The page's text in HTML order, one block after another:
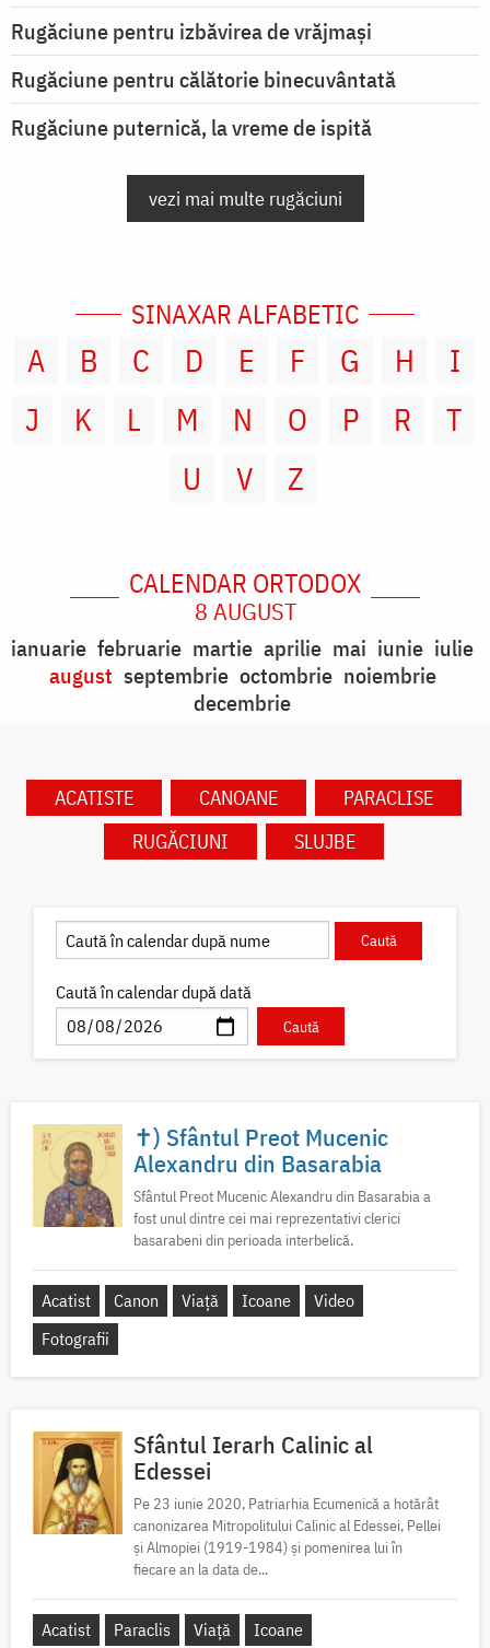
Rugăciune pentru izbăvirea de vrăjmași
Rugăciune pentru călătorie binecuvântată
Rugăciune puternică, la vreme de ispită
vezi mai multe rugăciuni
SINAXAR ALFABETIC
A B C D E F G H
I
J
K L M N O P R
T
U
V Z
CALENDAR ORTODOX
8 AUGUST
ianuarie februarie martie aprilie mai iunie iulie
august septembrie octombrie noiembrie
decembrie
ACATISTE CANOANE
PARACLISE
RUGĂCIUNI
SLUJBE
Caută în calendar după dată
✝) Sfântul Preot Mucenic
Alexandru din Basarabia
Sfântul Preot Mucenic Alexandru din Basarabia a
fost unul dintre cei mai reprezentativi clerici
basarabeni din perioada interbelică.
Acatist Canon Viață Icoane
Video
Fotografii
Sfântul Ierarh Calinic al
Edessei
Pe 23 iunie 2020, Patriarhia Ecumenică a hotărât
canonizarea Mitropolitului Calinic al Edessei, Pellei
și Almopiei (1919-1984) și pomenirea lui în
fiecare an la data de...
Acatist Paraclis Viață Icoane